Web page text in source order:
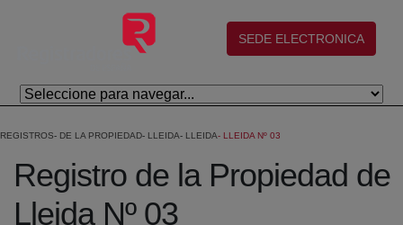
Salta al contingut principal
(abre en nueva ventana)
SEDE ELECTRONICA
REGISTROS DE LA PROPIEDAD LLEIDA LLEIDA LLEIDA Nº 03
Registro de la Propiedad de
Lleida Nº 03